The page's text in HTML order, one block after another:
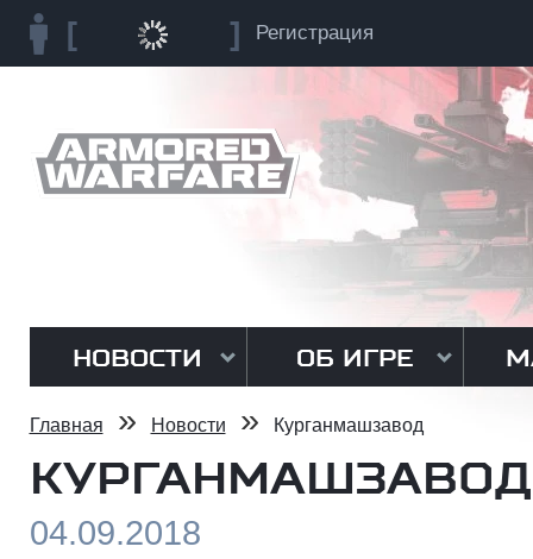
Регистрация
НОВОСТИ ОБ ИГРЕ
Главная » Новости » Курганмашзавод
КУРГАНМАШЗАВОД
04.09.2018